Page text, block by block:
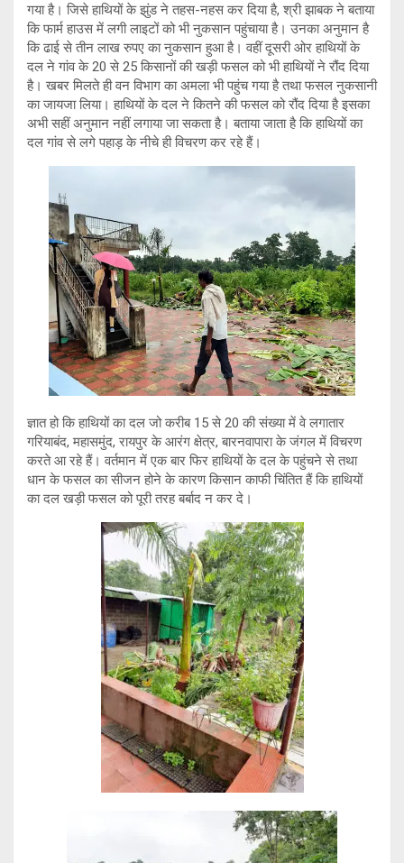
गया है। जिसे हाथियों के झुंड ने तहस-नहस कर दिया है, श्री झाबक ने बताया
कि फार्म हाउस में लगी लाइटों को भी नुकसान पहुंचाया है। उनका अनुमान है
कि ढाई से तीन लाख रुपए का नुकसान हुआ है। वहीं दूसरी ओर हाथियों के
दल ने गांव के 20 से 25 किसानों की खड़ी फसल को भी हाथियों ने रौंद दिया
है। खबर मिलते ही वन विभाग का अमला भी पहुंच गया है तथा फसल नुकसानी
का जायजा लिया। हाथियों के दल ने कितने की फसल को रौंद दिया है इसका
अभी सहीं अनुमान नहीं लगाया जा सकता है। बताया जाता है कि हाथियों का
दल गांव से लगे पहाड़ के नीचे ही विचरण कर रहे हैं।
ज्ञात हो कि हाथियों का दल जो करीब 15 से 20 की संख्या में वे लगातार
गरियाबंद, महासमुंद, रायपुर के आरंग क्षेत्र, बारनवापारा के जंगल में विचरण
करते आ रहे हैं। वर्तमान में एक बार फिर हाथियों के दल के पहुंचने से तथा
धान के फसल का सीजन होने के कारण किसान काफी चिंतित हैं कि हाथियों
का दल खड़ी फसल को पूरी तरह बर्बाद न कर दे।